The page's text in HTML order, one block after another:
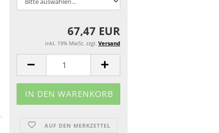
67,47 EUR
inkl. 19% MwSt. zzgl. Versand
AUF DEN MERKZETTEL